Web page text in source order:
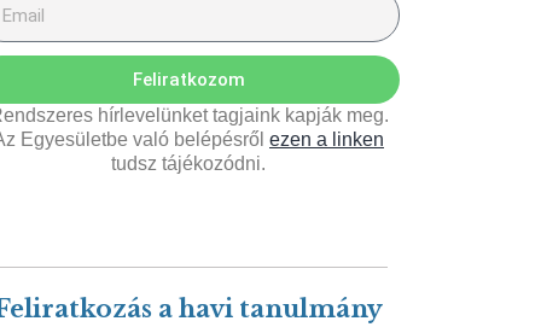
Feliratkozom
hírlevelünket tagjaink kapják meg.
Egyesületbe való belépésről ezen a linken
tudsz tájékozódni.
a havi tanulmány